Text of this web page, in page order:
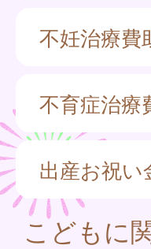
不妊治療費
不育症治療
出産お祝い
こどもに